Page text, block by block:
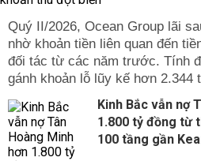
Quý II/2026, Ocean Group lãi
nhờ khoản tiền liên quan đến
đối tác từ các năm trước. Tính
gánh khoản lỗ lũy kế hơn 2.344
Kinh Bắc vẫn nợ
1.800 tỷ đồng từ
100 tầng gần